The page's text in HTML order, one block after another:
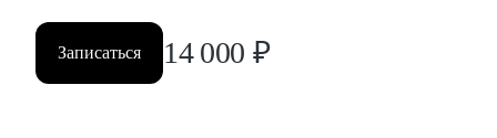
Записаться 14 000 ₽